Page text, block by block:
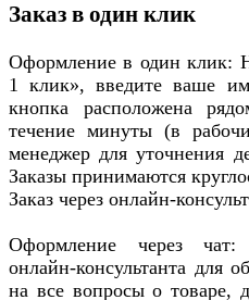
Заказ в один клик
Оформление в один клик:
1 клик», введите ваше
кнопка расположена
течение минуты (в
менеджер для уточнения
Заказы принимаются
Заказ через онлайн-
Оформление через чат:
онлайн-консультанта для
на все вопросы о товаре,